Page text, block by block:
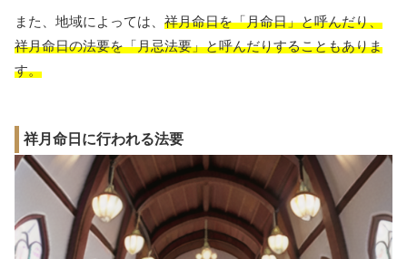
また、地域によっては、 祥月命日を「月命日」と呼んだり、
祥月命日の法要を「月忌法要」と呼んだりすることもありま
す。
祥月命日に行われる法要